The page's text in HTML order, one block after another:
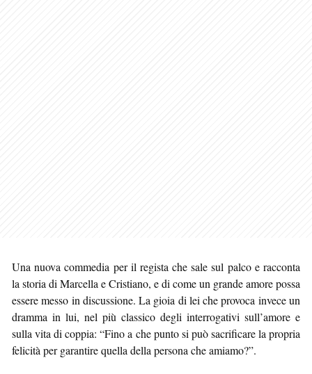
Una nuova commedia per il regista che sale sul palco e racconta
la storia di Marcella e Cristiano, e di come un grande amore possa
essere messo in discussione. La gioia di lei che provoca invece un
dramma in lui, nel più classico degli interrogativi sull’amore e
sulla vita di coppia: “Fino a che punto si può sacrificare la propria
felicità per garantire quella della persona che amiamo?”.